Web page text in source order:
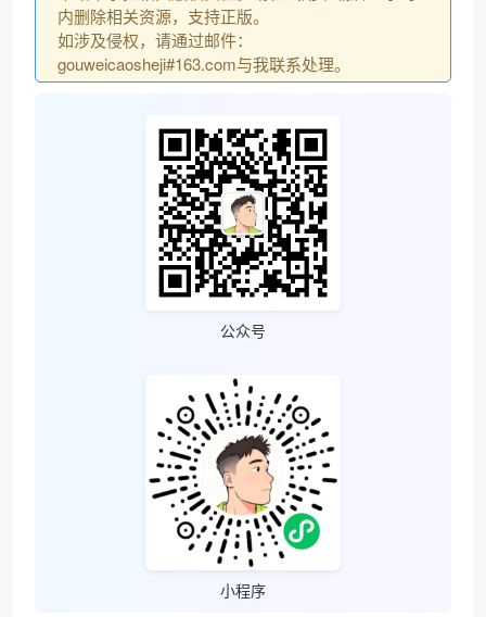
内删除相关资源，支持正版。
如涉及侵权，请通过邮件：
gouweicaosheji#163.com与我联系处理。
公众号
小程序